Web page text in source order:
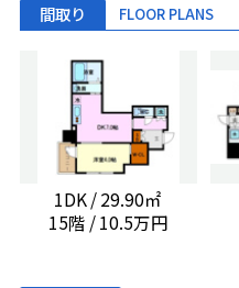
間取り FLOOR PLANS
1DK / 29.90㎡
15階 / 10.5万円